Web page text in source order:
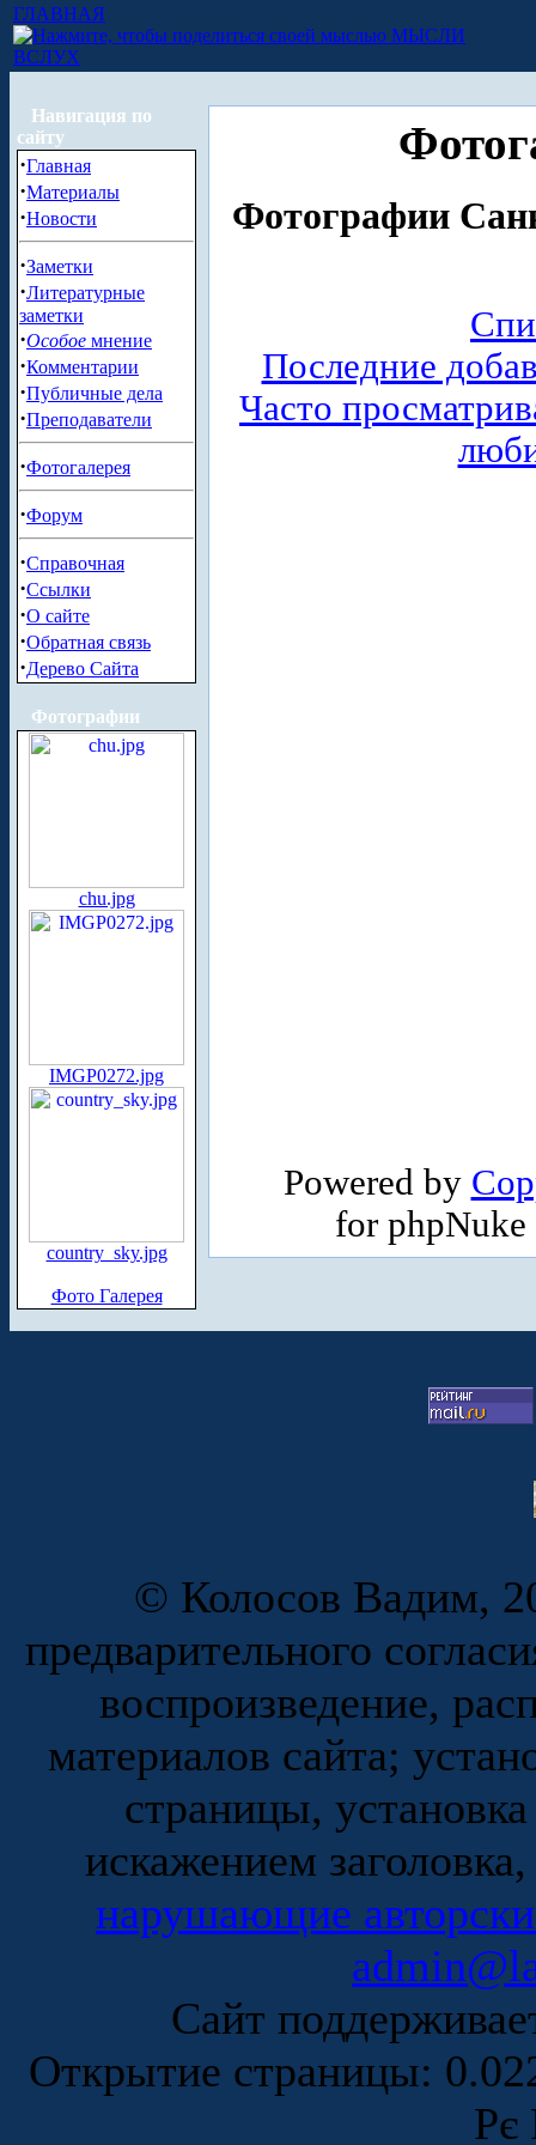
ГЛАВНАЯ
МЫСЛИ
ВСЛУХ
Навигация по
сайту
·Главная
·Материалы
·Новости
·Заметки
·Литературные
заметки
·Особое мнение
·Комментарии
·Публичные дела
·Преподаватели
·Фотогалерея
·Форум
·Справочная
·Ссылки
·О сайте
·Обратная связь
·Дерево Сайта
Фотографии
chu.jpg
IMGP0272.jpg
country_sky.jpg
Фото Галерея
Фотографии
Последние
Часто
Powered by
for
© Колосов Вадим,
предварительного
воспроизведение,
материалов сайта;
страницы,
искажением
нарушающие
Сайт
Открытие страницы:
Рє